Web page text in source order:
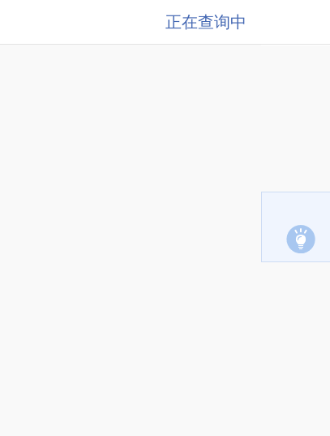
正在查询中